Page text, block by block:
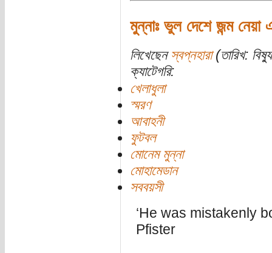
মুন্নাঃ ভুল দেশে জন্ম
লিখেছেন স্বপ্নহারা(তারিখ:
ক্যাটেগরি:
খেলাধুলা
স্মরণ
আবাহনী
ফুটবল
মোনেম মুন্না
মোহামেডান
সববয়সী
‘He was mistakenly
Pfister